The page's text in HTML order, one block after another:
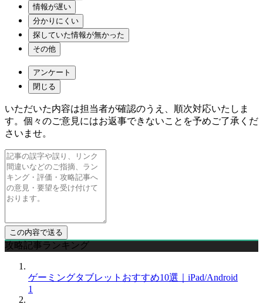
情報が遅い
分かりにくい
探していた情報が無かった
その他
アンケート
閉じる
いただいた内容は担当者が確認のうえ、順次対応いたしま
す。個々のご意見にはお返事できないことを予めご了承くだ
さいませ。
攻略記事ランキング
ゲーミングタブレットおすすめ10選｜iPad/Android
1